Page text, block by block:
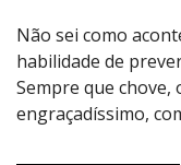
Não sei como
habilidade de
Sempre que chove,
engraçadíssimo,